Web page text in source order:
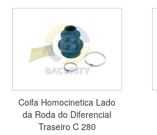
Coifa Homocinetica Lado
da Roda do Diferencial
Traseiro C 280